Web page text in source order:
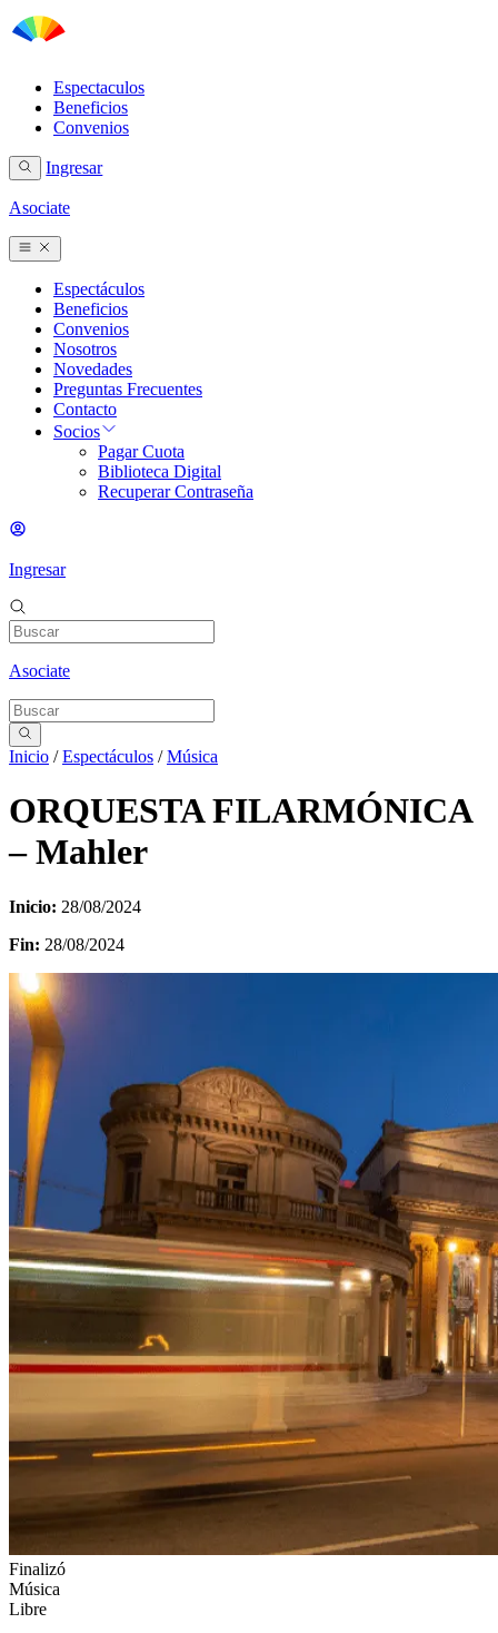
Espectaculos
Beneficios
Convenios
Ingresar
Asociate
Espectáculos
Beneficios
Convenios
Nosotros
Novedades
Preguntas Frecuentes
Contacto
Socios
Pagar Cuota
Biblioteca Digital
Recuperar Contraseña
Ingresar
Asociate
Inicio /Espectáculos /Música
ORQUESTA FILARMÓNICA
– Mahler
Inicio: 28/08/2024
Fin: 28/08/2024
Finalizó
Música
Libre